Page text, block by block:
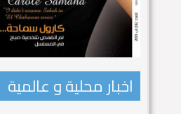
اخبار محلية و عالمية